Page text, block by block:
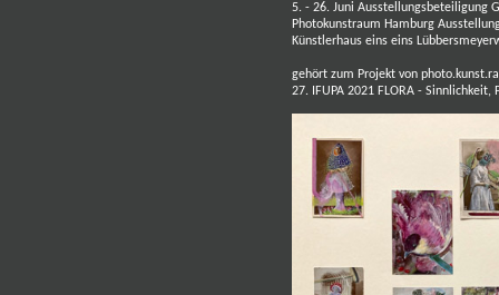
5. - 26. Juni Ausstellungsbeteiligung
Photokunstraum Hamburg
Künstlerhaus eins eins
gehört zum Projekt von
27. IFUPA 2021 FLORA -